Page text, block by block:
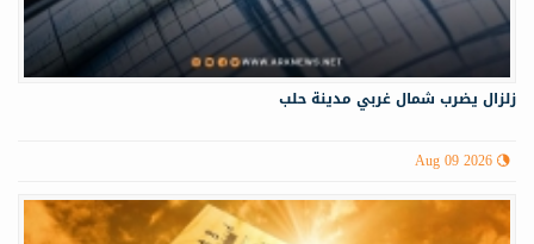
زلزال يضرب شمال غربي ‏مدينة حلب
Aug 09 2026